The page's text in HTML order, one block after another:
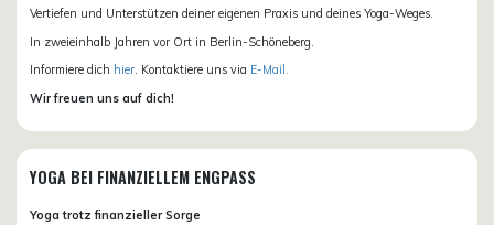
Vertiefen und Unterstützen deiner eigenen Praxis und deines Yoga-Weges.
In zweieinhalb Jahren vor Ort in Berlin-Schöneberg.
Informiere dich hier. Kontaktiere uns via E-Mail.
Wir freuen uns auf dich!
YOGA BEI FINANZIELLEM ENGPASS
Yoga trotz finanzieller Sorge